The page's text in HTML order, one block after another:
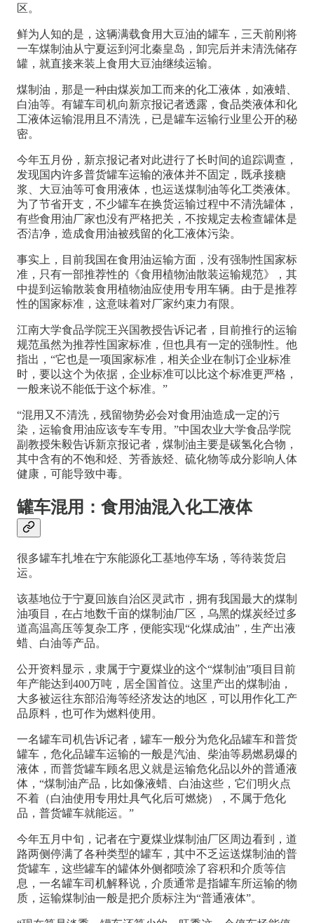
区。
鲜为人知的是，这辆满载食用大豆油的罐车，三天前刚将
一车煤制油从宁夏运到河北秦皇岛，卸完后并未清洗储存
罐，就直接来装上食用大豆油继续运输。
煤制油，那是一种由煤炭加工而来的化工液体，如液蜡、
白油等。有罐车司机向新京报记者透露，食品类液体和化
工液体运输混用且不清洗，已是罐车运输行业里公开的秘
密。
今年五月份，新京报记者对此进行了长时间的追踪调查，
发现国内许多普货罐车运输的液体并不固定，既承接糖
浆、大豆油等可食用液体，也运送煤制油等化工类液体。
为了节省开支，不少罐车在换货运输过程中不清洗罐体，
有些食用油厂家也没有严格把关，不按规定去检查罐体是
否洁净，造成食用油被残留的化工液体污染。
事实上，目前我国在食用油运输方面，没有强制性国家标
准，只有一部推荐性的《食用植物油散装运输规范》，其
中提到运输散装食用植物油应使用专用车辆。由于是推荐
性的国家标准，这意味着对厂家约束力有限。
江南大学食品学院王兴国教授告诉记者，目前推行的运输
规范虽然为推荐性国家标准，但也具有一定的强制性。他
指出，“它也是一项国家标准，相关企业在制订企业标准
时，要以这个为依据，企业标准可以比这个标准更严格，
一般来说不能低于这个标准。”
“混用又不清洗，残留物势必会对食用油造成一定的污
染，运输食用油应该专车专用。”中国农业大学食品学院
副教授朱毅告诉新京报记者，煤制油主要是碳氢化合物，
其中含有的不饱和烃、芳香族烃、硫化物等成分影响人体
健康，可能导致中毒。
罐车混用：食用油混入化工液体
很多罐车扎堆在宁东能源化工基地停车场，等待装货启
运。
该基地位于宁夏回族自治区灵武市，拥有我国最大的煤制
油项目，在占地数千亩的煤制油厂区，乌黑的煤炭经过多
道高温高压等复杂工序，便能实现“化煤成油”，生产出液
蜡、白油等产品。
公开资料显示，隶属于宁夏煤业的这个“煤制油”项目目前
年产能达到400万吨，居全国首位。这里产出的煤制油，
大多被运往东部沿海等经济发达的地区，可以用作化工产
品原料，也可作为燃料使用。
一名罐车司机告诉记者，罐车一般分为危化品罐车和普货
罐车，危化品罐车运输的一般是汽油、柴油等易燃易爆的
液体，而普货罐车顾名思义就是运输危化品以外的普通液
体，“煤制油产品，比如像液蜡、白油这些，它们明火点
不着（白油使用专用灶具气化后可燃烧），不属于危化
品，普货罐车就能运。”
今年五月中旬，记者在宁夏煤业煤制油厂区周边看到，道
路两侧停满了各种类型的罐车，其中不乏运送煤制油的普
货罐车，这些罐车的罐体外侧都喷涂了容积和介质等信
息，一名罐车司机解释说，介质通常是指罐车所运输的物
质，运输煤制油一般是把介质标注为“普通液体”。